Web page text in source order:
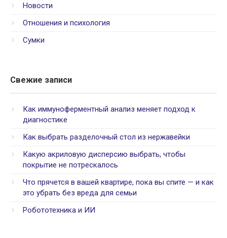
Новости
Отношения и психология
Сумки
Свежие записи
Как иммуноферментный анализ меняет подход к
диагностике
Как выбрать разделочный стол из нержавейки
Какую акриловую дисперсию выбрать, чтобы
покрытие не потрескалось
Что прячется в вашей квартире, пока вы спите — и как
это убрать без вреда для семьи
Робототехника и ИИ